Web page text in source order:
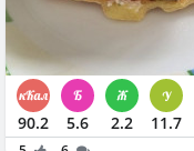
90.2 5.6 2.2 11.7